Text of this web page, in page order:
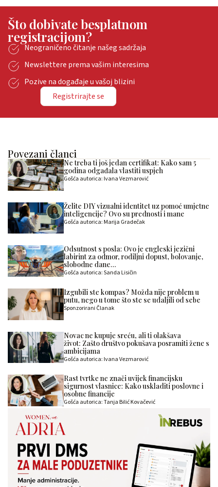
Što dobivate besplatnom
registracijom?
Neograničeno čitanje našeg sadržaja
Newslettere prema vašim interesima
Pozive na događaje u vašoj blizini
Registrirajte se
Povezani članci
Ne treba ti još jedan certifikat: Kako sam 5
godina odgađala vlastiti uspjeh
Gošća autorica: Ivana Vezmarović
Želite DIY vizualni identitet uz pomoć umjetne
inteligencije? Ovo su prednosti i mane
Gošća autorica: Marija Gradečak
Odsutnost s posla: Ovo je engleski jezični
labirint za odmor, rodiljni dopust, bolovanje,
slobodne dane…
Gošća autorica: Sanda Lisičin
Izgubili ste kompas? Možda nije problem u
putu, nego u tome što ste se udaljili od sebe
Sponzorirani Članak
Novac ne kupuje sreću, ali ti olakšava
život: Zašto društvo pokušava posramiti žene s
ambicijama
Gošća autorica: Ivana Vezmarović
Rast tvrtke ne znači uvijek financijsku
sigurnost vlasnice: Kako uskladiti poslovne i
osobne financije
Gošća autorica: Tanja Bilić Kovačević